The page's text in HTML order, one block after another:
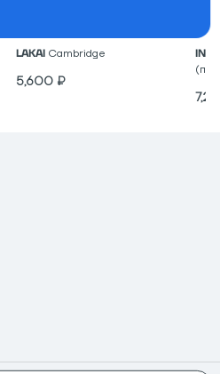
LAKAI Cambridge
5,600 ₽